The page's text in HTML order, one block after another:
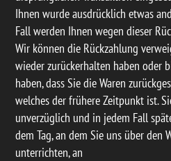
Ihnen wurde ausdrücklich etwas
Fall werden Ihnen wegen dieser
Wir können die Rückzahlung
wieder zurückerhalten haben oder
haben, dass Sie die Waren
welches der frühere Zeitpunkt ist.
unverzüglich und in jedem Fall
dem Tag, an dem Sie uns über den
unterrichten, an